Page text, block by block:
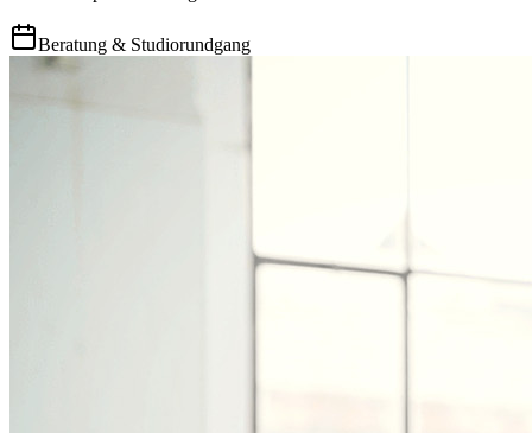
Beratung & Studiorundgang